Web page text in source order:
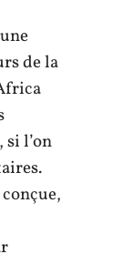
de la
l’on